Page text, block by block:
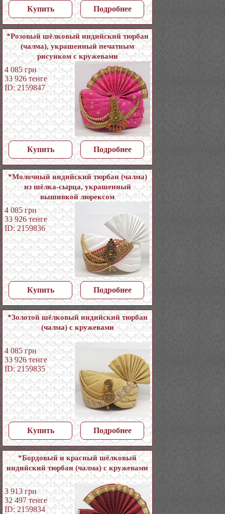
Купить Подробнее
*Розовый шёлковый индийский тюрбан
(чалма), украшенный печатным
рисунком с кружевами
4 085 грн
33 926 тенге
ID: 2159847
Купить Подробнее
*Молочный индийский тюрбан (чалма)
из шёлка-сырца, украшенный
вышивкой люрексом
4 085 грн
33 926 тенге
ID: 2159836
Купить Подробнее
*Золотой шёлковый индийский тюрбан
(чалма) с кружевами
4 085 грн
33 926 тенге
ID: 2159835
Купить Подробнее
*Бордовый и красный шёлковый
индийский тюрбан (чалма) с кружевами
3 913 грн
32 497 тенге
ID: 2159834